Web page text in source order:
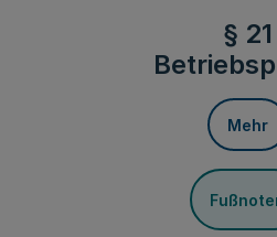
§ 21
Mehr